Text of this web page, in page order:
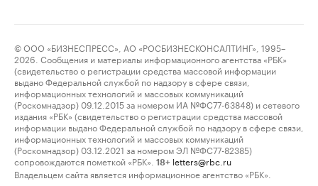
© ООО «БИЗНЕСПРЕСС», АО «РОСБИЗНЕСКОНСАЛТИНГ», 1995–
2026. Сообщения и материалы информационного агентства «РБК»
(свидетельство о регистрации средства массовой информации
выдано Федеральной службой по надзору в сфере связи,
информационных технологий и массовых коммуникаций
(Роскомнадзор) 09.12.2015 за номером ИА №ФС77-63848) и сетевого
издания «РБК» (свидетельство о регистрации средства массовой
информации выдано Федеральной службой по надзору в сфере связи,
информационных технологий и массовых коммуникаций
(Роскомнадзор) 03.12.2021 за номером ЭЛ №ФС77-82385)
сопровождаются пометкой «РБК».
18+ letters@rbc.ru
Владельцем сайта является информационное агентство «РБК».